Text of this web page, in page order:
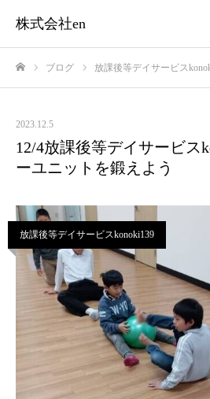
株式会社en
ブログ 放課後等デイサービス
2023.12.5
12/4放課後等デイサービ
ーユニットを鍛えよう
放課後等デイサービスkonoki139